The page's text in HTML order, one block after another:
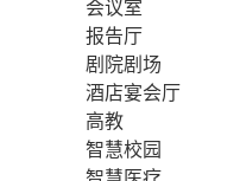
会议室
报告厅
剧院剧场
酒店宴会厅
高教
智慧校园